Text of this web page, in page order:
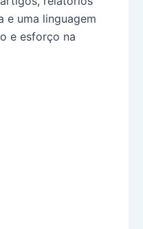
e uma linguagem
e esforço na